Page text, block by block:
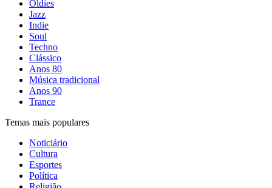
Oldies
Jazz
Indie
Soul
Techno
Clássico
Anos 80
Música tradicional
Anos 90
Trance
Temas mais populares
Noticiário
Cultura
Esportes
Política